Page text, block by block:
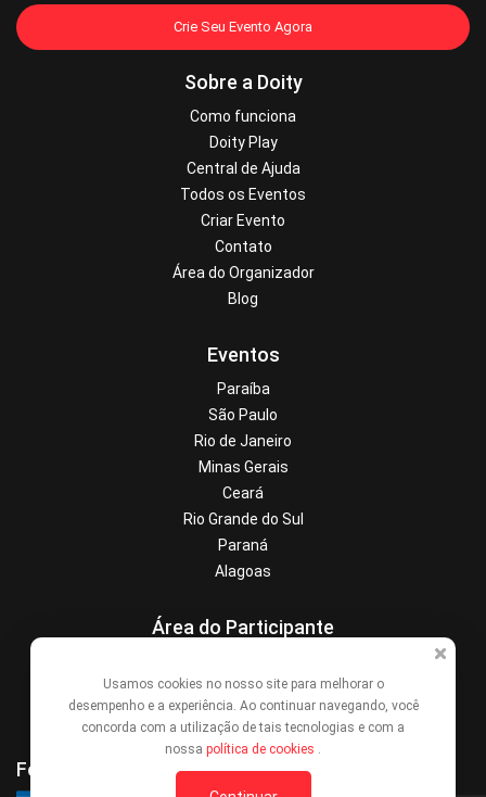
Crie Seu Evento Agora
Sobre a Doity
Como funciona
Doity Play
Central de Ajuda
Todos os Eventos
Criar Evento
Contato
Área do Organizador
Blog
Eventos
Paraíba
São Paulo
Rio de Janeiro
Minas Gerais
Ceará
Rio Grande do Sul
Paraná
Alagoas
Área do Participante
Denunciar este evento
Contato
Formas de Pagamento
Usamos cookies no nosso site para melhorar o
desempenho e a experiência. Ao continuar navegando, você
concorda com a utilização de tais tecnologias e com a
nossa política de cookies .